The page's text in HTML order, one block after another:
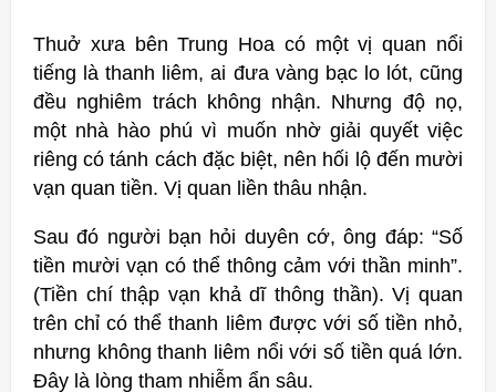
Thuở xưa bên Trung Hoa có một vị quan nổi
tiếng là thanh liêm, ai đưa vàng bạc lo lót, cũng
đều nghiêm trách không nhận. Nhưng độ nọ,
một nhà hào phú vì muốn nhờ giải quyết việc
riêng có tánh cách đặc biệt, nên hối lộ đến mười
vạn quan tiền. Vị quan liền thâu nhận.
Sau đó người bạn hỏi duyên cớ, ông đáp: “Số
tiền mười vạn có thể thông cảm với thần minh”.
(Tiền chí thập vạn khả dĩ thông thần). Vị quan
trên chỉ có thể thanh liêm được với số tiền nhỏ,
nhưng không thanh liêm nổi với số tiền quá lớn.
Đây là lòng tham nhiễm ẩn sâu.